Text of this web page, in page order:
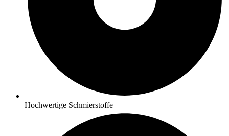
Hochwertige Schmierstoffe